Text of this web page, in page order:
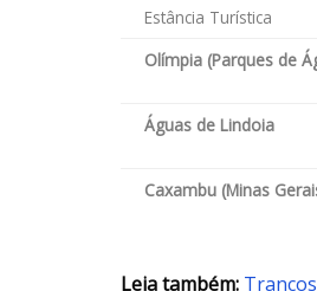
Estância Turística
Olímpia (Parques de
Águas de Lindoia
Caxambu (Minas
Leia também: